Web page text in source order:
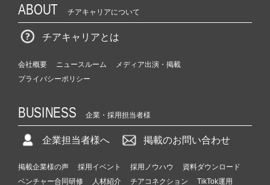
ABOUT チアキャリアについて
チアキャリアとは
会社概要 ニュースルーム
メディア出演・掲載
プライバシーポリシー
BUSINESS 企業・採用担当者様
企業担当者様へ 掲載のお問い合わせ
掲載企業様の声 採用イベント 採用ノウハウ
資料ダウンロード
ベンチャー合同研修
人材紹介 チアコネクション TikTok運用